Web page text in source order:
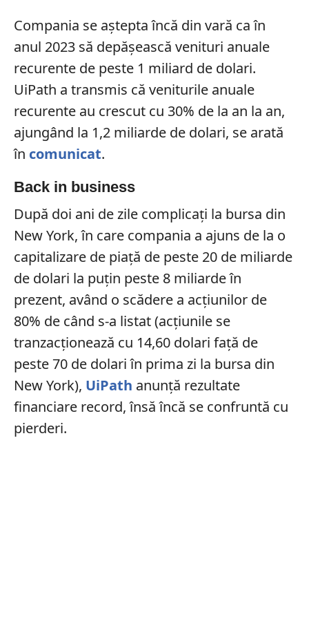
Compania se aștepta încă din vară ca în
anul 2023 să depășească venituri anuale
recurente de peste 1 miliard de dolari.
UiPath a transmis că veniturile anuale
recurente au crescut cu 30% de la an la an,
ajungând la 1,2 miliarde de dolari, se arată
în comunicat.
Back in business
După doi ani de zile complicați la bursa din
New York, în care compania a ajuns de la o
capitalizare de piață de peste 20 de miliarde
de dolari la puțin peste 8 miliarde în
prezent, având o scădere a acțiunilor de
80% de când s-a listat (acțiunile se
tranzacționează cu 14,60 dolari față de
peste 70 de dolari în prima zi la bursa din
New York), UiPath anunță rezultate
financiare record, însă încă se confruntă cu
pierderi.